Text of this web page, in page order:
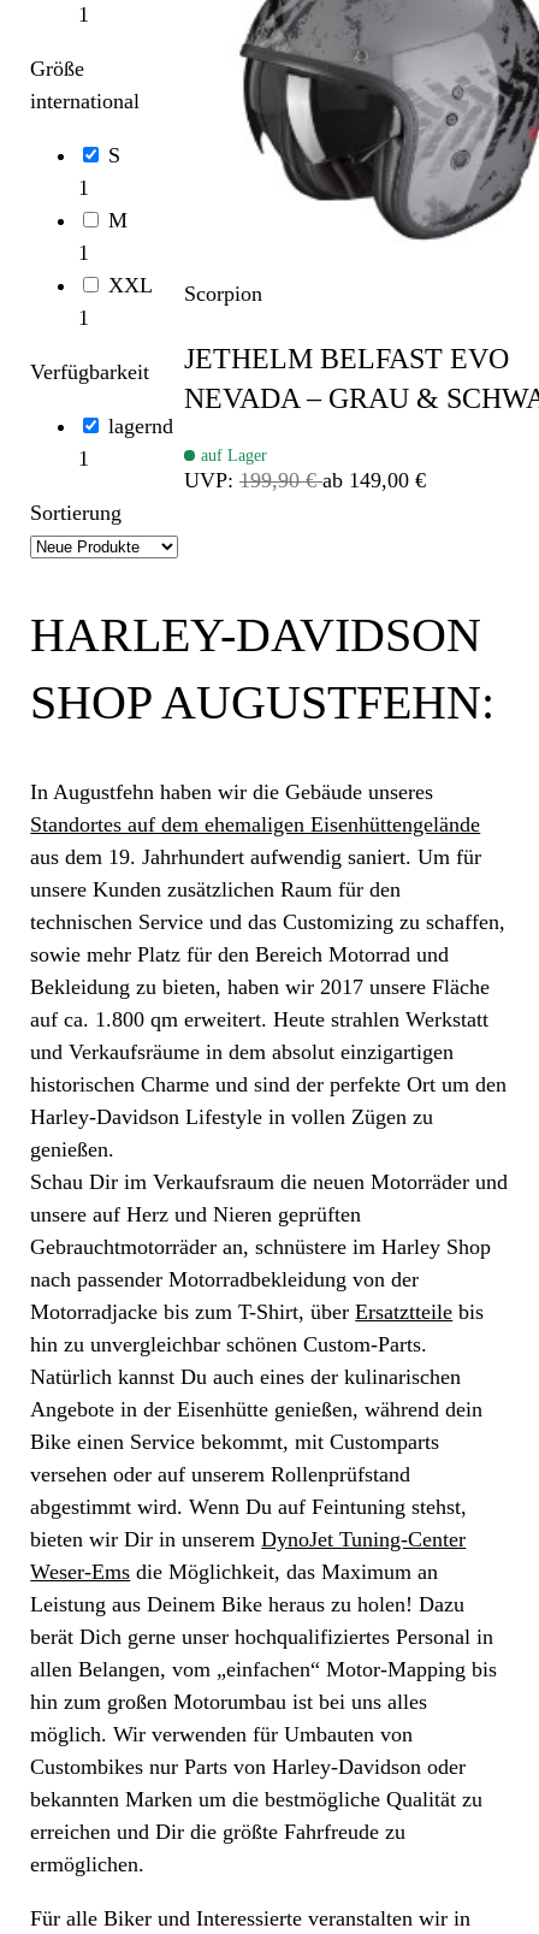
1
Größe
international
S
1
M
1
XXL
1
Verfügbarkeit
lagernd
1
Sortierung
Scorpion
JETHELM BELFAST EVO
NEVADA – GRAU &
auf Lager
UVP:199,90 € ab 149,00 €
HARLEY-DAVIDSON
SHOP AUGUSTFEHN:
In Augustfehn haben wir die Gebäude unseres
Standortes auf dem ehemaligen Eisenhüttengelände
aus dem 19. Jahrhundert aufwendig saniert. Um für
unsere Kunden zusätzlichen Raum für den
technischen Service und das Customizing zu schaffen,
sowie mehr Platz für den Bereich Motorrad und
Bekleidung zu bieten, haben wir 2017 unsere Fläche
auf ca. 1.800 qm erweitert. Heute strahlen Werkstatt
und Verkaufsräume in dem absolut einzigartigen
historischen Charme und sind der perfekte Ort um den
Harley-Davidson Lifestyle in vollen Zügen zu
genießen.
Schau Dir im Verkaufsraum die neuen Motorräder und
unsere auf Herz und Nieren geprüften
Gebrauchtmotorräder an, schnüstere im Harley Shop
nach passender Motorradbekleidung von der
Motorradjacke bis zum T-Shirt, überErsatztteile bis
hin zu unvergleichbar schönen Custom-Parts.
Natürlich kannst Du auch eines der kulinarischen
Angebote in der Eisenhütte genießen, während dein
Bike einen Service bekommt, mit Customparts
versehen oder auf unserem Rollenprüfstand
abgestimmt wird. Wenn Du auf Feintuning stehst,
bieten wir Dir in unseremDynoJet Tuning-Center
Weser-Ems die Möglichkeit, das Maximum an
Leistung aus Deinem Bike heraus zu holen! Dazu
berät Dich gerne unser hochqualifiziertes Personal in
allen Belangen, vom „einfachen“ Motor-Mapping bis
hin zum großen Motorumbau ist bei uns alles
möglich. Wir verwenden für Umbauten von
Custombikes nur Parts von Harley-Davidson oder
bekannten Marken um die bestmögliche Qualität zu
erreichen und Dir die größte Fahrfreude zu
ermöglichen.
Für alle Biker und Interessierte veranstalten wir in